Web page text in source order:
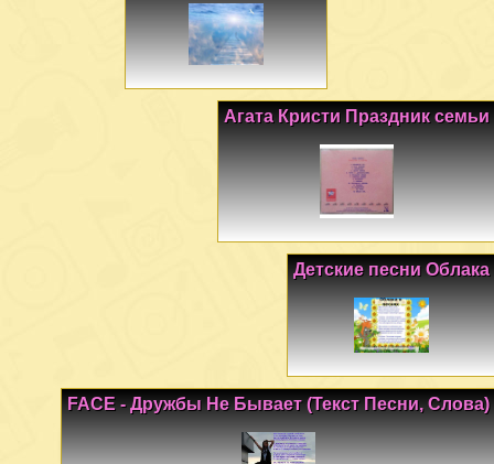
Агата Кристи Праздник семьи
Детские песни Облака
FACE - Дружбы Не Бывает (Текст Песни, Слова)